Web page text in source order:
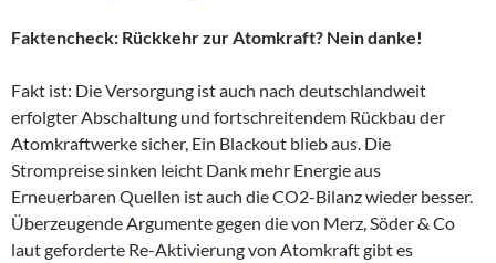
Faktencheck: Rückkehr zur Atomkraft? Nein danke!
Fakt ist: Die Versorgung ist auch nach deutschlandweit
erfolgter Abschaltung und fortschreitendem Rückbau der
Atomkraftwerke sicher, Ein Blackout blieb aus. Die
Strompreise sinken leicht Dank mehr Energie aus
Erneuerbaren Quellen ist auch die CO2-Bilanz wieder besser.
Überzeugende Argumente gegen die von Merz, Söder & Co
laut geforderte Re-Aktivierung von Atomkraft gibt es